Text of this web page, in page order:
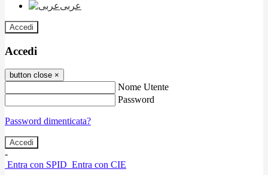
عربى
Accedi
Accedi
button close ×
Nome Utente
Password
Password dimenticata?
-
Entra con SPID Entra con CIE